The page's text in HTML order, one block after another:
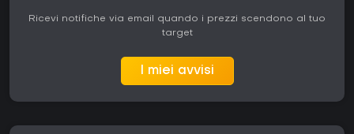
Ricevi notifiche via email quando i prezzi scendono al tuo
target
I miei avvisi